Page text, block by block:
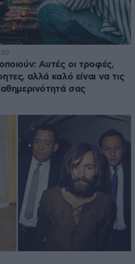
Αυτές οι τροφές,
αλλά καλό είναι να τις
σας